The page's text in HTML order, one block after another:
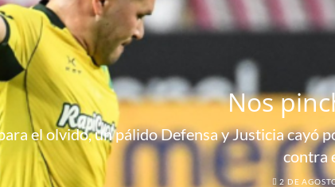
Nos
el olvido, un pálido Defensa y Justicia cayó
contra
2 DE